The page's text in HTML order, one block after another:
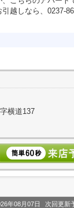
越しなら、0237-
横道137
年08月07日 次回更新